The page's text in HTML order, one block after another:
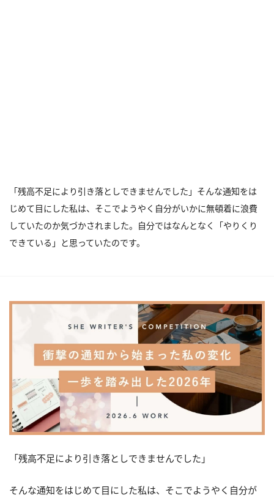
「残高不足により引き落としできませんでした」そんな通知をは
じめて目にした私は、そこでようやく自分がいかに無頓着に浪費
していたのか気づかされました。自分ではなんとなく「やりくり
できている」と思っていたのです。
「残高不足により引き落としできませんでした」
そんな通知をはじめて目にした私は、そこでようやく自分が